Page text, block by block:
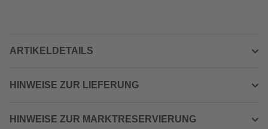
ARTIKELDETAILS
HINWEISE ZUR LIEFERUNG
HINWEISE ZUR MARKTRESERVIERUNG